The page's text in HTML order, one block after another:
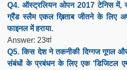
Q4. ऑस्ट्रलियन ओपन 2017 टेनिस में,
ग्रैंड स्लैम एकल ख़िताब जीतने के लिए
फाइनल में हराया.
Answer: 23वां
Q5. किस देश ने तकनीकी दिग्गज गूगल
संबंधों के प्रबंधन के लिए एक ‘डिजिटल